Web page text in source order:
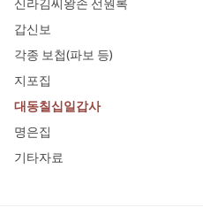
신라김씨왕손 선원록
갑신보
각종 보첩(파보 등)
지포집
대동칠십일갑사
명은집
기타자료